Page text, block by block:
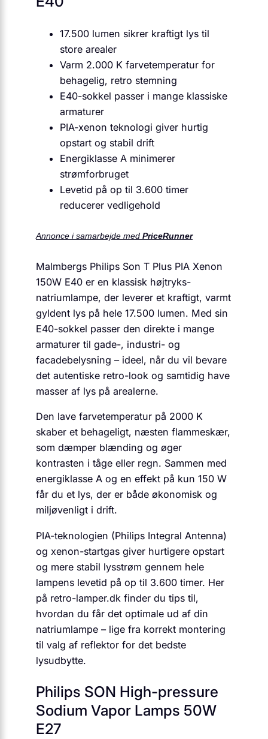
17.500 lumen sikrer kraftigt lys til
store arealer
Varm 2.000 K farvetemperatur for
behagelig, retro stemning
E40-sokkel passer i mange klassiske
armaturer
PIA-xenon teknologi giver hurtig
opstart og stabil drift
Energiklasse A minimerer
strømforbruget
Levetid på op til 3.600 timer
reducerer vedligehold
Annonce i samarbejde med PriceRunner
Malmbergs Philips Son T Plus PIA Xenon
150W E40 er en klassisk højtryks-
natriumlampe, der leverer et kraftigt, varmt
gyldent lys på hele 17.500 lumen. Med sin
E40-sokkel passer den direkte i mange
armaturer til gade-, industri- og
facadebelysning – ideel, når du vil bevare
det autentiske retro-look og samtidig have
masser af lys på arealerne.
Den lave farvetemperatur på 2000 K
skaber et behageligt, næsten flammeskær,
som dæmper blænding og øger
kontrasten i tåge eller regn. Sammen med
energiklasse A og en effekt på kun 150 W
får du et lys, der er både økonomisk og
miljøvenligt i drift.
PIA-teknologien (Philips Integral Antenna)
og xenon-startgas giver hurtigere opstart
og mere stabil lysstrøm gennem hele
lampens levetid på op til 3.600 timer. Her
på retro-lamper.dk finder du tips til,
hvordan du får det optimale ud af din
natriumlampe – lige fra korrekt montering
til valg af reflektor for det bedste
lysudbytte.
Philips SON High-pressure
Sodium Vapor Lamps 50W
E27